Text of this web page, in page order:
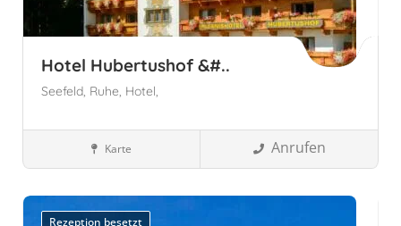
Hotel Hubertushof &#..
Seefeld, Ruhe, Hotel,
Wellnesshotels
Österreich
Karte Anrufen
Rezeption besetzt